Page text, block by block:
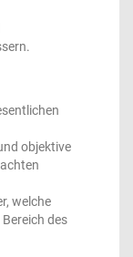
objektive
welche
des